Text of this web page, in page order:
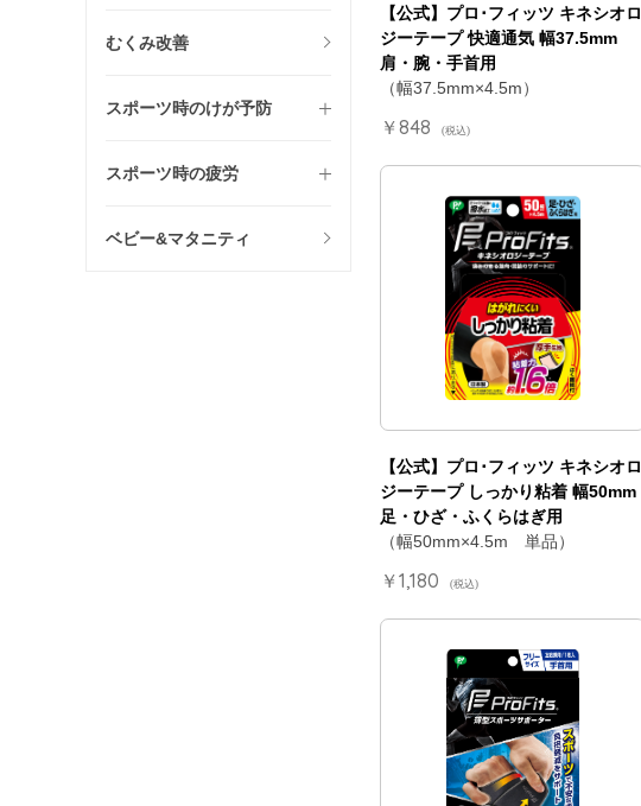
むくみ改善
スポーツ時のけが予防
スポーツ時の疲労
ベビー&マタニティ
【公式】プロ･フィッツ キネシオロ
ジーテープ 快適通気 幅37.5mm
肩・腕・手首用
（幅37.5mm×4.5m）
￥848 (税込)
【公式】プロ･フィッツ キネシオロ
ジーテープ しっかり粘着 幅50mm
足・ひざ・ふくらはぎ用
（幅50mm×4.5m 単品）
￥1,180 (税込)